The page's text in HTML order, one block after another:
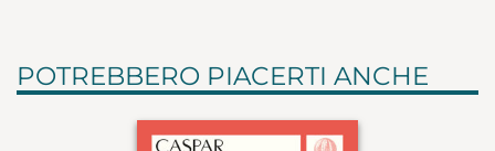
POTREBBERO PIACERTI ANCHE